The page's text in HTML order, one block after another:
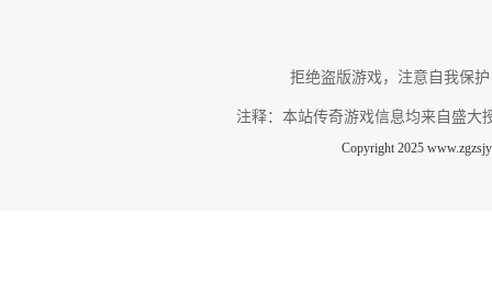
拒绝盗版游戏，注意自我保
注释：本站传奇游戏信息均来自盛大
Copyright 2025